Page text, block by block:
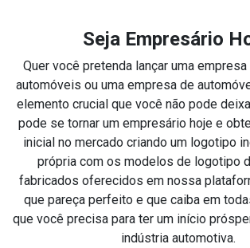
Seja Empresário
Quer você pretenda lançar uma
automóveis ou uma empresa de
elemento crucial que você não pode
pode se tornar um empresário hoje e
inicial no mercado criando um logotipo
própria com os modelos de logotipo
fabricados oferecidos em nossa
que pareça perfeito e que caiba em
que você precisa para ter um início
indústria automotiva.